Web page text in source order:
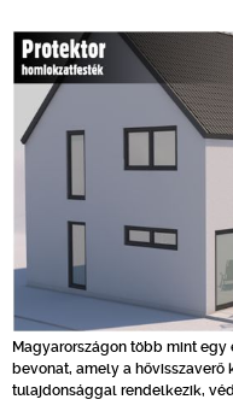
Magyarországon több mint
bevonat, amely a
tulajdonsággal rendelkezik,